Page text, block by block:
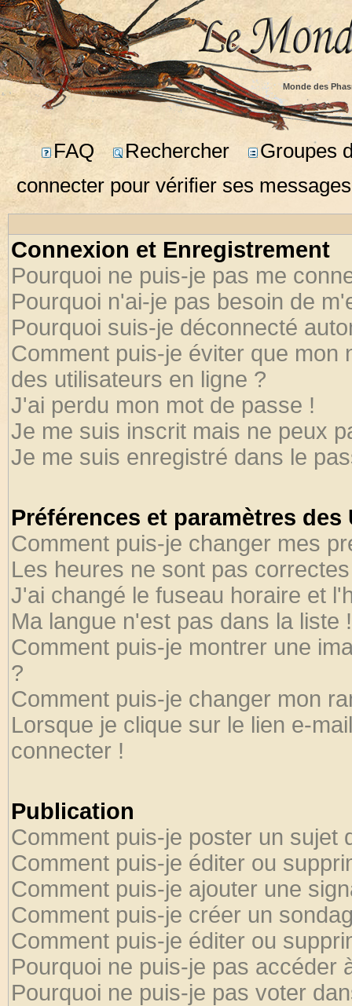
Monde des
FAQ Rechercher
Groupes
connecter pour vérifier ses
Connexion et Enregistrement
Pourquoi ne puis-je pas me
Pourquoi n'ai-je pas besoin de
Pourquoi suis-je déconnecté
Comment puis-je éviter que mon
des utilisateurs en ligne ?
J'ai perdu mon mot de passe !
Je me suis inscrit mais ne peux
Je me suis enregistré dans le
Préférences et paramètres
Comment puis-je changer mes
Les heures ne sont pas
J'ai changé le fuseau horaire et
Ma langue n'est pas dans la liste !
Comment puis-je montrer une
?
Comment puis-je changer mon
Lorsque je clique sur le lien e-
connecter !
Publication
Comment puis-je poster un sujet
Comment puis-je éditer ou
Comment puis-je ajouter une
Comment puis-je créer un
Comment puis-je éditer ou
Pourquoi ne puis-je pas accéder
Pourquoi ne puis-je pas voter